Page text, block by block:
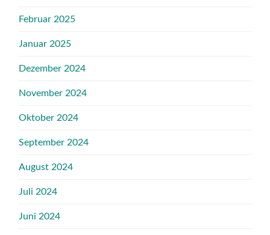
Februar 2025
Januar 2025
Dezember 2024
November 2024
Oktober 2024
September 2024
August 2024
Juli 2024
Juni 2024